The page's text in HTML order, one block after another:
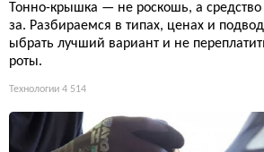
Тонно-крышка — не роскошь, а средство
за. Разбираемся в типах, ценах и
ыбрать лучший вариант и не
роты.
Технологии 4 514